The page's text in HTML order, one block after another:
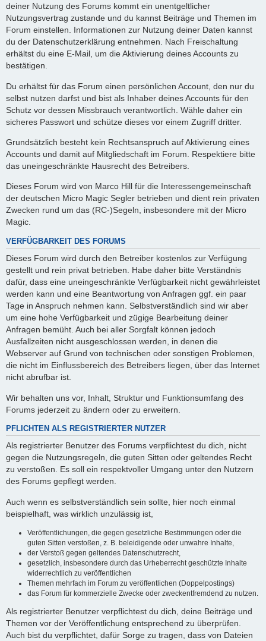
deiner Nutzung des Forums kommt ein unentgeltlicher
Nutzungsvertrag zustande und du kannst Beiträge und Themen im
Forum einstellen. Informationen zur Nutzung deiner Daten kannst
du der Datenschutzerklärung entnehmen. Nach Freischaltung
erhältst du eine E-Mail, um die Aktivierung deines Accounts zu
bestätigen.
Du erhältst für das Forum einen persönlichen Account, den nur du
selbst nutzen darfst und bist als Inhaber deines Accounts für den
Schutz vor dessen Missbrauch verantwortlich. Wähle daher ein
sicheres Passwort und schütze dieses vor einem Zugriff dritter.
Grundsätzlich besteht kein Rechtsanspruch auf Aktivierung eines
Accounts und damit auf Mitgliedschaft im Forum. Respektiere bitte
das uneingeschränkte Hausrecht des Betreibers.
Dieses Forum wird von Marco Hill für die Interessengemeinschaft
der deutschen Micro Magic Segler betrieben und dient rein privaten
Zwecken rund um das (RC-)Segeln, insbesondere mit der Micro
Magic.
VERFÜGBARKEIT DES FORUMS
Dieses Forum wird durch den Betreiber kostenlos zur Verfügung
gestellt und rein privat betrieben. Habe daher bitte Verständnis
dafür, dass eine uneingeschränkte Verfügbarkeit nicht gewährleistet
werden kann und eine Beantwortung von Anfragen ggf. ein paar
Tage in Anspruch nehmen kann. Selbstverständlich sind wir aber
um eine hohe Verfügbarkeit und zügige Bearbeitung deiner
Anfragen bemüht. Auch bei aller Sorgfalt können jedoch
Ausfallzeiten nicht ausgeschlossen werden, in denen die
Webserver auf Grund von technischen oder sonstigen Problemen,
die nicht im Einflussbereich des Betreibers liegen, über das Internet
nicht abrufbar ist.
Wir behalten uns vor, Inhalt, Struktur und Funktionsumfang des
Forums jederzeit zu ändern oder zu erweitern.
PFLICHTEN ALS REGISTRIERTER NUTZER
Als registrierter Benutzer des Forums verpflichtest du dich, nicht
gegen die Nutzungsregeln, die guten Sitten oder geltendes Recht
zu verstoßen. Es soll ein respektvoller Umgang unter den Nutzern
des Forums gepflegt werden.
Auch wenn es selbstverständlich sein sollte, hier noch einmal
beispielhaft, was wirklich unzulässig ist,
Veröffentlichungen, die gegen gesetzliche Bestimmungen oder die
guten Sitten verstoßen, z. B. beleidigende oder unwahre Inhalte,
der Verstoß gegen geltendes Datenschutzrecht,
gesetzlich, insbesondere durch das Urheberrecht geschützte Inhalte
widerrechtlich zu veröffentlichen
Themen mehrfach im Forum zu veröffentlichen (Doppelpostings)
das Forum für kommerzielle Zwecke oder zweckentfremdend zu nutzen.
Als registrierter Benutzer verpflichtest du dich, deine Beiträge und
Themen vor der Veröffentlichung entsprechend zu überprüfen.
Auch bist du verpflichtet, dafür Sorge zu tragen, dass von Dateien